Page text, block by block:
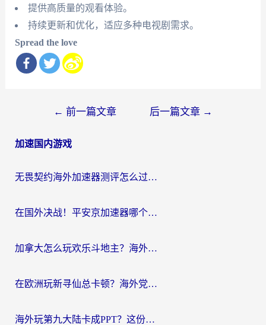
提供高质量的观看体验。
持续更新和优化，适应多种电视剧需求。
Spread the love
导
← 前一篇文章 后一篇文章 →
加速国内游戏
无畏契约海外加速器测评怎么过？海外玩家亲测实用指南（附小众技巧）
在国外决战！平安京加速器哪个好用一点？老玩家亲测番茄加速器全解析
加拿大怎么玩欢乐斗地主？海外党国服游戏加速终极指南（附绝地求生未来之役300英雄实测）
在欧洲玩新寻仙总卡顿？海外党必看的国服游戏加速全攻略
海外玩第九大陆卡成PPT？这份网络加速指南帮你丝滑上分